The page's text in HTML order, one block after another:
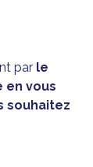
par le
en vous
souhaitez